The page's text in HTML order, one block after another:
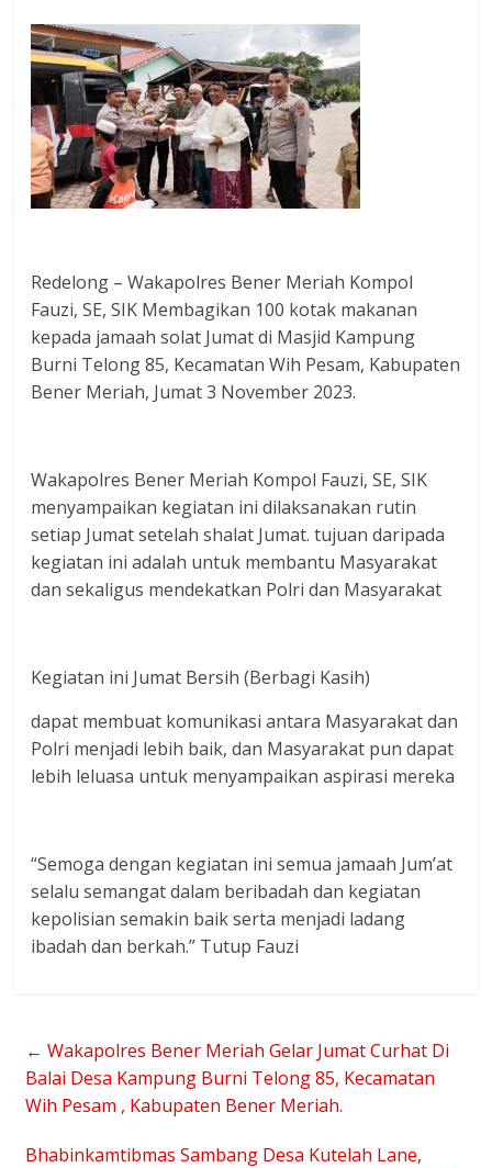
Redelong – Wakapolres Bener Meriah Kompol
Fauzi, SE, SIK Membagikan 100 kotak makanan
kepada jamaah solat Jumat di Masjid Kampung
Burni Telong 85, Kecamatan Wih Pesam, Kabupaten
Bener Meriah, Jumat 3 November 2023.
Wakapolres Bener Meriah Kompol Fauzi, SE, SIK
menyampaikan kegiatan ini dilaksanakan rutin
setiap Jumat setelah shalat Jumat. tujuan daripada
kegiatan ini adalah untuk membantu Masyarakat
dan sekaligus mendekatkan Polri dan Masyarakat
Kegiatan ini Jumat Bersih (Berbagi Kasih)
dapat membuat komunikasi antara Masyarakat dan
Polri menjadi lebih baik, dan Masyarakat pun dapat
lebih leluasa untuk menyampaikan aspirasi mereka
“Semoga dengan kegiatan ini semua jamaah Jum’at
selalu semangat dalam beribadah dan kegiatan
kepolisian semakin baik serta menjadi ladang
ibadah dan berkah.” Tutup Fauzi
← Wakapolres Bener Meriah Gelar Jumat Curhat Di
Balai Desa Kampung Burni Telong 85, Kecamatan
Wih Pesam , Kabupaten Bener Meriah.
Bhabinkamtibmas Sambang Desa Kutelah Lane,